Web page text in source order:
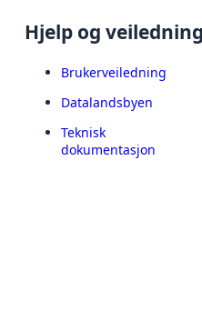
Hjelp og
Brukerveiledning
Datalandsbyen
Teknisk
dokumentasjon